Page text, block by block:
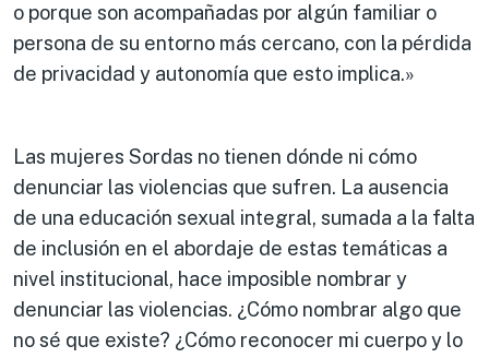
o porque son acompañadas por algún familiar o
persona de su entorno más cercano, con la pérdida
de privacidad y autonomía que esto implica.»
Las mujeres Sordas no tienen dónde ni cómo
denunciar las violencias que sufren. La ausencia
de una educación sexual integral, sumada a la falta
de inclusión en el abordaje de estas temáticas a
nivel institucional, hace imposible nombrar y
denunciar las violencias. ¿Cómo nombrar algo que
no sé que existe? ¿Cómo reconocer mi cuerpo y lo